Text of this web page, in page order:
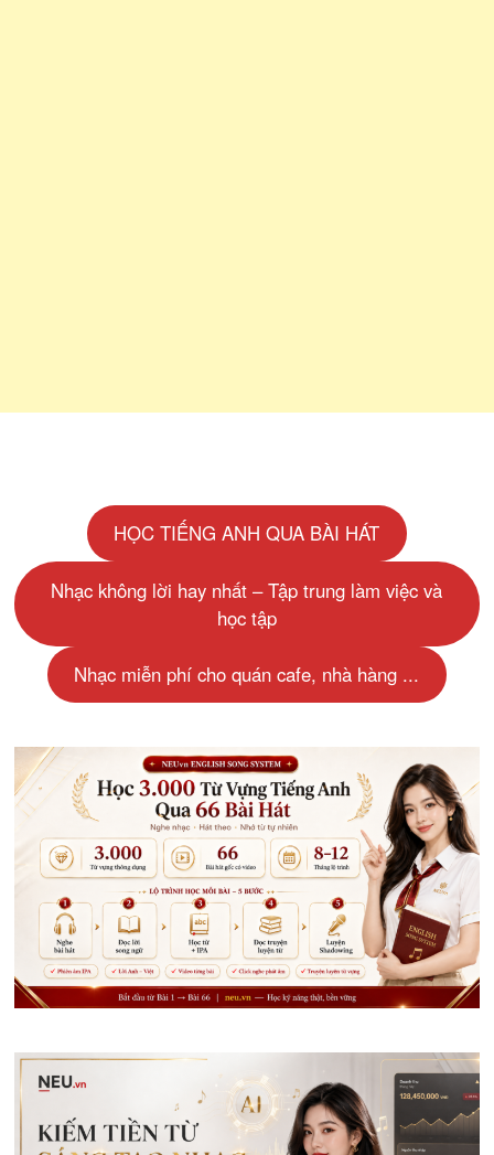
HỌC TIẾNG ANH QUA BÀI HÁT
Nhạc không lời hay nhất – Tập trung làm việc và
học tập
Nhạc miễn phí cho quán cafe, nhà hàng ...